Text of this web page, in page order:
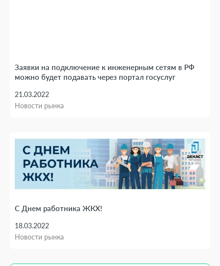
Заявки на подключение к инженерным сетям в РФ
можно будет подавать через портал госуслуг
21.03.2022
Новости рынка
С Днем работника ЖКХ!
18.03.2022
Новости рынка